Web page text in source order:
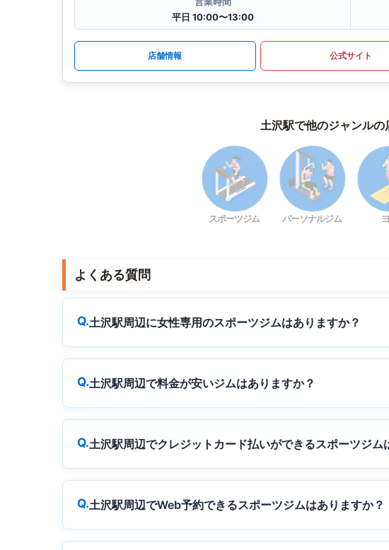
平日 10:00〜13:00
店舗情報 公式サイト
土沢駅で他のジャンルの
スポーツジム パーソナルジム
よくある質問
土沢駅周辺に女性専用のスポーツジムはありますか？
土沢駅周辺で料金が安いジムはありますか？
土沢駅周辺でクレジットカード払いができるスポーツジム
土沢駅周辺でWeb予約できるスポーツジムはありますか？